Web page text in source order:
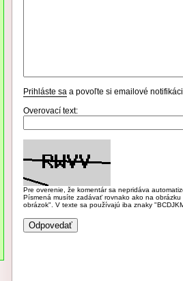
Prihláste sa a povoľte si emailové
Overovací text:
Pre overenie, že komentár sa nepridáva
Písmená musíte zadávať rovnako ako na
obrázok". V texte sa používajú iba znaky